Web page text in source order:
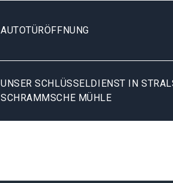
AUTOTÜRÖFFNUNG
UNSER SCHLÜSSELDIENST IN
SCHRAMMSCHE MÜHLE